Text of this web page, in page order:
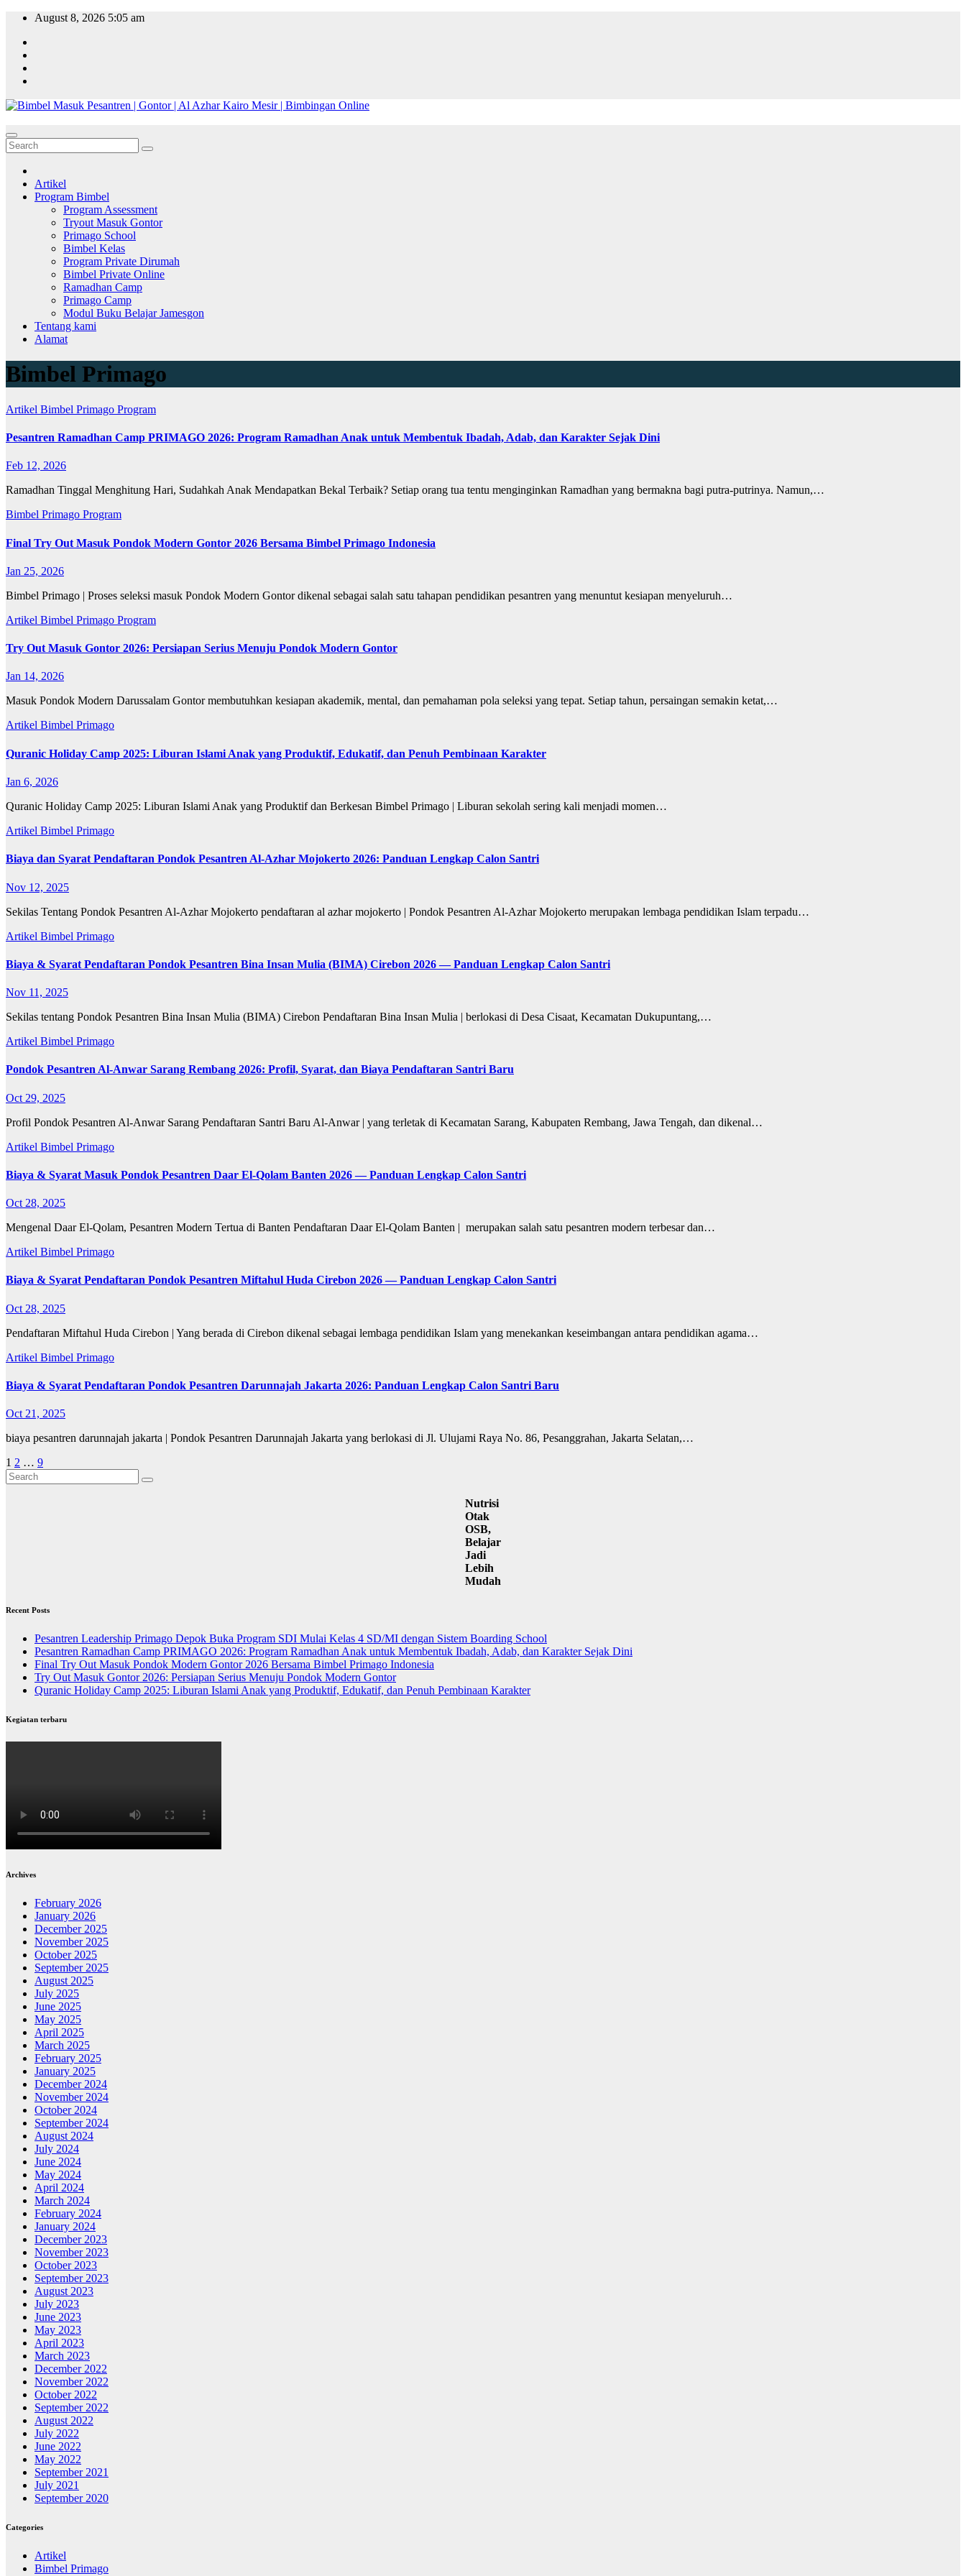
Skip
content
August 8, 2026 5:05 am
Artikel
Program Bimbel
Program Assessment
Tryout Masuk Gontor
Primago School
Bimbel Kelas
Program Private Dirumah
Bimbel Private Online
Ramadhan Camp
Primago Camp
Modul Buku Belajar Jamesgon
Tentang kami
Alamat
Bimbel Primago
Artikel Bimbel Primago Program
Pesantren Ramadhan Camp PRIMAGO 2026: Program Ramadhan Anak untuk Membentuk Ibadah, Adab, dan Karakter Sejak Dini
Feb 12, 2026
Ramadhan Tinggal Menghitung Hari, Sudahkah Anak Mendapatkan Bekal Terbaik? Setiap orang tua tentu menginginkan Ramadhan yang bermakna bagi putra-putrinya. Namun,…
Bimbel Primago Program
Final Try Out Masuk Pondok Modern Gontor 2026 Bersama Bimbel Primago Indonesia
Jan 25, 2026
Bimbel Primago | Proses seleksi masuk Pondok Modern Gontor dikenal sebagai salah satu tahapan pendidikan pesantren yang menuntut kesiapan menyeluruh…
Artikel Bimbel Primago Program
Try Out Masuk Gontor 2026: Persiapan Serius Menuju Pondok Modern Gontor
Jan 14, 2026
Masuk Pondok Modern Darussalam Gontor membutuhkan kesiapan akademik, mental, dan pemahaman pola seleksi yang tepat. Setiap tahun, persaingan semakin ketat,…
Artikel Bimbel Primago
Quranic Holiday Camp 2025: Liburan Islami Anak yang Produktif, Edukatif, dan Penuh Pembinaan Karakter
Jan 6, 2026
Quranic Holiday Camp 2025: Liburan Islami Anak yang Produktif dan Berkesan Bimbel Primago | Liburan sekolah sering kali menjadi momen…
Artikel Bimbel Primago
Biaya dan Syarat Pendaftaran Pondok Pesantren Al-Azhar Mojokerto 2026: Panduan Lengkap Calon Santri
Nov 12, 2025
Sekilas Tentang Pondok Pesantren Al-Azhar Mojokerto pendaftaran al azhar mojokerto | Pondok Pesantren Al-Azhar Mojokerto merupakan lembaga pendidikan Islam terpadu…
Artikel Bimbel Primago
Biaya & Syarat Pendaftaran Pondok Pesantren Bina Insan Mulia (BIMA) Cirebon 2026 — Panduan Lengkap Calon Santri
Nov 11, 2025
Sekilas tentang Pondok Pesantren Bina Insan Mulia (BIMA) Cirebon Pendaftaran Bina Insan Mulia | berlokasi di Desa Cisaat, Kecamatan Dukupuntang,…
Artikel Bimbel Primago
Pondok Pesantren Al-Anwar Sarang Rembang 2026: Profil, Syarat, dan Biaya Pendaftaran Santri Baru
Oct 29, 2025
Profil Pondok Pesantren Al-Anwar Sarang Pendaftaran Santri Baru Al-Anwar | yang terletak di Kecamatan Sarang, Kabupaten Rembang, Jawa Tengah, dan dikenal…
Artikel Bimbel Primago
Biaya & Syarat Masuk Pondok Pesantren Daar El-Qolam Banten 2026 — Panduan Lengkap Calon Santri
Oct 28, 2025
Mengenal Daar El-Qolam, Pesantren Modern Tertua di Banten Pendaftaran Daar El-Qolam Banten | merupakan salah satu pesantren modern terbesar dan…
Artikel Bimbel Primago
Biaya & Syarat Pendaftaran Pondok Pesantren Miftahul Huda Cirebon 2026 — Panduan Lengkap Calon Santri
Oct 28, 2025
Pendaftaran Miftahul Huda Cirebon | Yang berada di Cirebon dikenal sebagai lembaga pendidikan Islam yang menekankan keseimbangan antara pendidikan agama…
Artikel Bimbel Primago
Biaya & Syarat Pendaftaran Pondok Pesantren Darunnajah Jakarta 2026: Panduan Lengkap Calon Santri Baru
Oct 21, 2025
biaya pesantren darunnajah jakarta | Pondok Pesantren Darunnajah Jakarta yang berlokasi di Jl. Ulujami Raya No. 86, Pesanggrahan, Jakarta Selatan,…
Posts
pagination
1 2 … 9
Nutrisi
Otak
OSB,
Belajar
Jadi
Lebih
Mudah
Recent Posts
Pesantren Leadership Primago Depok Buka Program SDI Mulai Kelas 4 SD/MI dengan Sistem Boarding School
Pesantren Ramadhan Camp PRIMAGO 2026: Program Ramadhan Anak untuk Membentuk Ibadah, Adab, dan Karakter Sejak Dini
Final Try Out Masuk Pondok Modern Gontor 2026 Bersama Bimbel Primago Indonesia
Try Out Masuk Gontor 2026: Persiapan Serius Menuju Pondok Modern Gontor
Quranic Holiday Camp 2025: Liburan Islami Anak yang Produktif, Edukatif, dan Penuh Pembinaan Karakter
Kegiatan terbaru
Archives
February 2026
January 2026
December 2025
November 2025
October 2025
September 2025
August 2025
July 2025
June 2025
May 2025
April 2025
March 2025
February 2025
January 2025
December 2024
November 2024
October 2024
September 2024
August 2024
July 2024
June 2024
May 2024
April 2024
March 2024
February 2024
January 2024
December 2023
November 2023
October 2023
September 2023
August 2023
July 2023
June 2023
May 2023
April 2023
March 2023
December 2022
November 2022
October 2022
September 2022
August 2022
July 2022
June 2022
May 2022
September 2021
July 2021
September 2020
Categories
Artikel
Bimbel Primago